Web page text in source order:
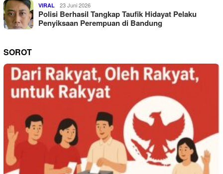
VIRAL 23 Juni 2026
Polisi Berhasil Tangkap Taufik Hidayat Pelaku
Penyiksaan Perempuan di Bandung
SOROT